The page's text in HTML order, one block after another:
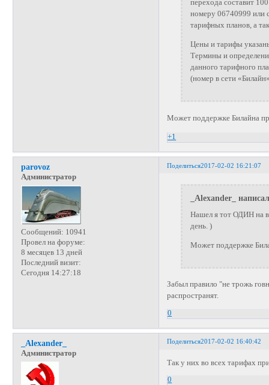
перехода составит
номеру 06740999
тарифных планов, а
Цены и тарифы
Термины и
данного тарифного
(номер в сети
Может поддержке Билайна
+1
Поделиться2017-02-02 16:21:07
parovoz
Администратор
Сообщений: 10941
Провел на форуме:
8 месяцев 13 дней
Последний визит:
Сегодня 14:27:18
_Alexander_
Нашел я тот ОДИН на
день. )
Может поддержке
Забыл правило "не трожь
распространят.
0
Поделиться2017-02-02 16:40:42
_Alexander_
Администратор
Так у них во всех тарифах
0